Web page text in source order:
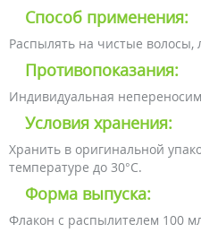
Способ применения:
Распылять на чистые волосы,
Противопоказания:
Индивидуальная
Условия хранения:
Хранить в оригинальной
температуре до 30°С.
Форма выпуска:
Флакон с распылителем 100